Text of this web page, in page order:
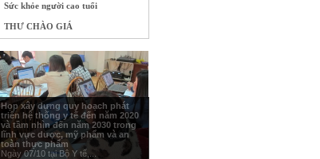
Sức khỏe người cao tuổi
THƯ CHÀO GIÁ
Họp xây dựng quy hoạch phát
triển hệ thống y tế đến năm 2020
và tầm nhìn đến năm 2030 trong
lĩnh vực dược, mỹ phẩm và an
toàn thực phẩm
Ngày 07/10 tại Bộ Y tế,...